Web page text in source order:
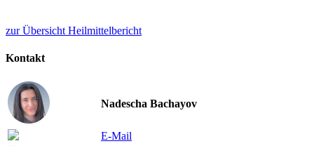
zur Übersicht Heilmittelbericht
Kontakt
Nadescha Bachayov
E-Mail